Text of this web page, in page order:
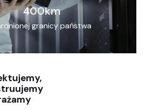
400km
granicy państwa